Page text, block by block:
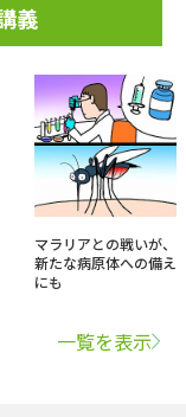
義
マラリアとの戦いが、
新たな病原体への備え
にも
一覧を表示